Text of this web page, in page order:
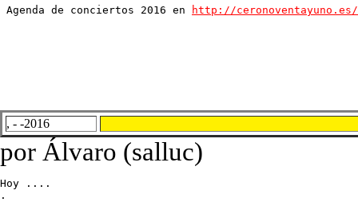
Agenda de conciertos 2016 en
http://ceronoventayuno.es/
, - -2016
por Álvaro (salluc)
Hoy ....
.